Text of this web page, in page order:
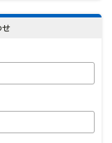
せ